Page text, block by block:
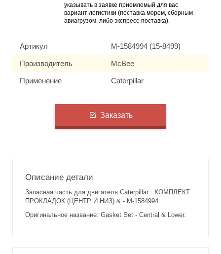
указывать в заявке приемлемый для вас
вариант логистики (поставка морем, сборным
авиагрузом, либо экспресс-поставка).
Артикул M-1584994 (15-8499)
Производитель McBee
Применение Caterpillar
Заказать
Описание детали
Запасная часть для двигателя Caterpillar : КОМПЛЕКТ
ПРОКЛАДОК (ЦЕНТР И НИЗ) & - M-1584994.
Оригинальное название: Gasket Set - Central & Lower.